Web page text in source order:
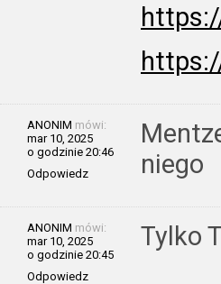
ANONIM mówi:
mar 10, 2025
o godzinie 20:46
Odpowiedz
niego
ANONIM mówi:
mar 10, 2025
o godzinie 20:45
Odpowiedz
Tylko